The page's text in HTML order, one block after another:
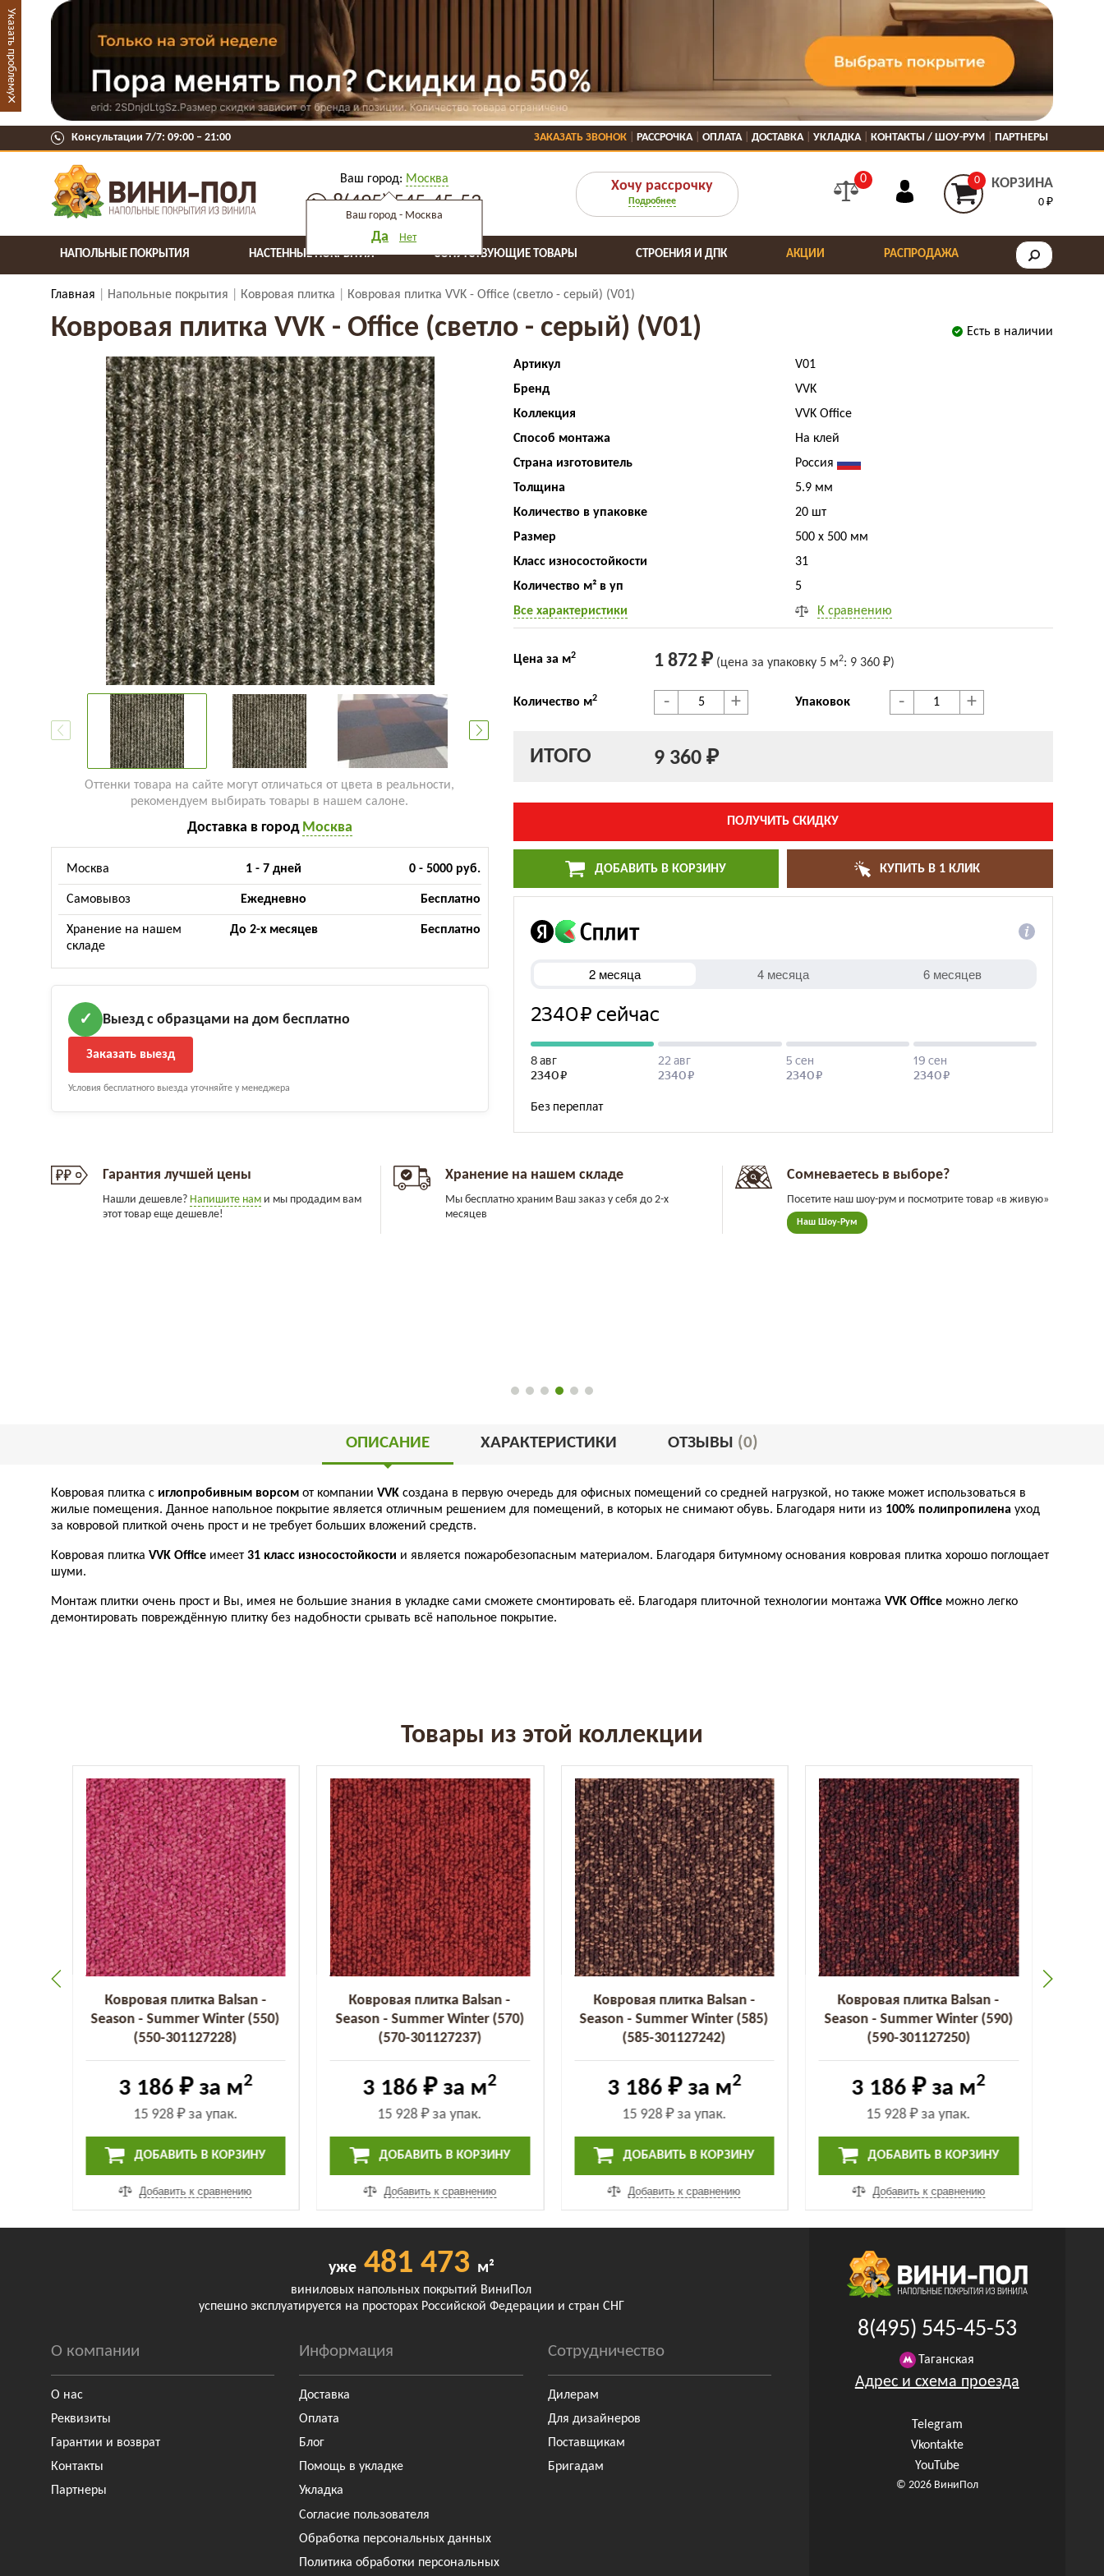
Консультации 7/7: 09:00 ‒ 21:00 ЗАКАЗАТЬ ЗВОНОК РАССРОЧКА ОПЛАТА ДОСТАВКА УКЛАДКА КОНТАКТЫ / ШОУ-РУМ ПАРТНЕРЫ
Ваш город: Москва
Ваш город - Москва
Да Нет
8(495) 545-45-53
Хочу рассрочку
Подробнее
0 0 КОРЗИНА
0 ₽
НАПОЛЬНЫЕ ПОКРЫТИЯ НАСТЕННЫЕ ПОКРЫТИЯ СОПУТСТВУЮЩИЕ ТОВАРЫ РАСПРОДАЖА
СТРОЕНИЯ И ДПК АКЦИИ
Главная Напольные покрытия Ковровая плитка Ковровая плитка VVK - Office (светло - серый) (V01)
Есть в наличии
Ковровая плитка VVK - Office (светло - серый) (V01)
Оттенки товара на сайте могут отличаться от цвета в реальности,
рекомендуем выбирать товары в нашем салоне.
Доставка в город Москва
Москва 1 - 7 дней 0 - 5000 руб.
Самовывоз Ежедневно Бесплатно
Хранение на нашем
складе
До 2-х месяцев Бесплатно
✓ Выезд с образцами на дом бесплатно
Заказать выезд
Условия бесплатного выезда уточняйте у менеджера
Артикул
V01
Бренд
VVK
Коллекция
VVK Office
Способ монтажа
На клей
Страна изготовитель
Россия
Толщина
5.9 мм
Количество в упаковке
20 шт
Размер
500 x 500 мм
Класс износостойкости
31
Количество м² в уп
5
Все характеристики
К сравнению
Цена за м2 1 872 ₽ (цена за упаковку 5 м2: 9 360 ₽)
Количество м2 - + Упаковок - +
ИТОГО 9 360 ₽
ПОЛУЧИТЬ СКИДКУ
ДОБАВИТЬ В КОРЗИНУ КУПИТЬ В 1 КЛИК
Гарантия лучшей цены
Нашли дешевле? Напишите нам и мы продадим вам
этот товар еще дешевле!
Хранение на нашем складе
Мы бесплатно храним Ваш заказ у себя до 2-х
месяцев
Сомневаетесь в выборе?
Посетите наш шоу-рум и посмотрите товар «в живую»
Наш Шоу-Рум
ОПИСАНИЕ ХАРАКТЕРИСТИКИ ОТЗЫВЫ (0)
Ковровая плитка с иглопробивным ворсом от компании VVK создана в первую очередь для офисных помещений со средней нагрузкой, но также может использоваться в
жилые помещения. Данное напольное покрытие является отличным решением для помещений, в которых не снимают обувь. Благодаря нити из 100% полипропилена уход
за ковровой плиткой очень прост и не требует больших вложений средств.
Ковровая плитка VVK Office имеет 31 класс износостойкости и является пожаробезопасным материалом. Благодаря битумному основания ковровая плитка хорошо поглощает
шуми.
Монтаж плитки очень прост и Вы, имея не большие знания в укладке сами сможете смонтировать её. Благодаря плиточной технологии монтажа VVK Office можно легко
демонтировать повреждённую плитку без надобности срывать всё напольное покрытие.
Товары из этой коллекции
Ковровая плитка Balsan -
Season - Summer Winter (550)
(550-301127228)
3 186 ₽за м2
15 928 ₽за упак.
ДОБАВИТЬ В КОРЗИНУ
Добавить к сравнению
Ковровая плитка Balsan -
Season - Summer Winter (570)
(570-301127237)
3 186 ₽за м2
15 928 ₽за упак.
ДОБАВИТЬ В КОРЗИНУ
Добавить к сравнению
Ковровая плитка Balsan -
Season - Summer Winter (585)
(585-301127242)
3 186 ₽за м2
15 928 ₽за упак.
ДОБАВИТЬ В КОРЗИНУ
Добавить к сравнению
Ковровая плитка Balsan -
Season - Summer Winter (590)
(590-301127250)
3 186 ₽за м2
15 928 ₽за упак.
ДОБАВИТЬ В КОРЗИНУ
Добавить к сравнению
уже481 473 м²
виниловых напольных покрытий ВиниПол
успешно эксплуатируется на просторах Российской Федерации и стран СНГ
О компании
О нас
Реквизиты
Гарантии и возврат
Контакты
Партнеры
Информация
Доставка
Оплата
Блог
Помощь в укладке
Укладка
Согласие пользователя
Обработка персональных данных
Политика обработки персональных
Сотрудничество
Дилерам
Для дизайнеров
Поставщикам
Бригадам
8(495) 545-45-53
Таганская
Адрес и схема проезда
Telegram
Vkontakte
YouTube
© 2026 ВиниПол
Указать проблему
×